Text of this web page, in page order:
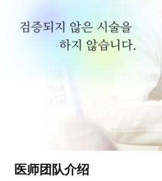
医师团队介绍